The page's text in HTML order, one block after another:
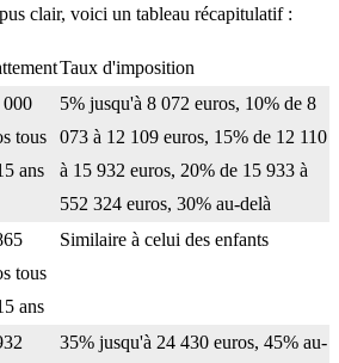
clair, voici un tableau récapitulatif :
Taux d'imposition
000
tous
ans
5% jusqu'à 8 072 euros, 10% de 8
073 à 12 109 euros, 15% de 12 110
à 15 932 euros, 20% de 15 933 à
552 324 euros, 30% au-delà
tous
ans
Similaire à celui des enfants
35% jusqu'à 24 430 euros, 45% au-